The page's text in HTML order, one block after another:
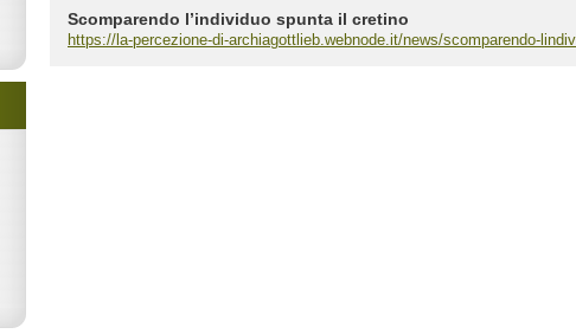
Scomparendo l’individuo spunta il cretino
https://la-percezione-di-archiagottlieb.webnode.it/news/scomparendo-